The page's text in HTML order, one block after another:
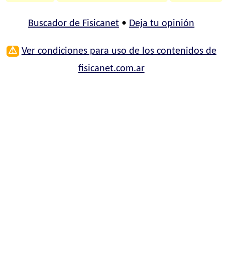
Buscador de Fisicanet • Deja tu opinión
⚠ Ver condiciones para uso de los contenidos de
fisicanet.com.ar